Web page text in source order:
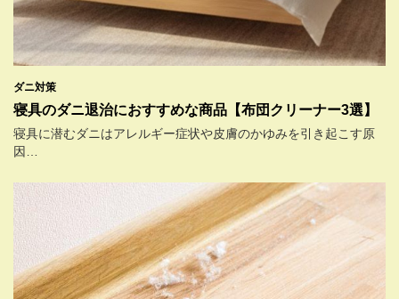
ダニ対策
寝具のダニ退治におすすめな商品【布団クリーナー3選】
寝具に潜むダニはアレルギー症状や皮膚のかゆみを引き起こす原
因…